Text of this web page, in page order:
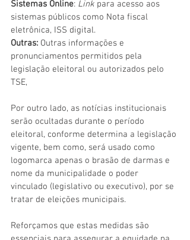
Sistemas Online: Link para acesso aos
sistemas públicos como Nota fiscal
eletrônica, ISS digital.
Outras: Outras informações e
pronunciamentos permitidos pela
legislação eleitoral ou autorizados pelo
TSE,
Por outro lado, as notícias institucionais
serão ocultadas durante o período
eleitoral, conforme determina a legislação
vigente, bem como, será usado como
logomarca apenas o brasão de darmas e
nome da municipalidade o poder
vinculado (legislativo ou executivo), por se
tratar de eleições municipais.
Reforçamos que estas medidas são